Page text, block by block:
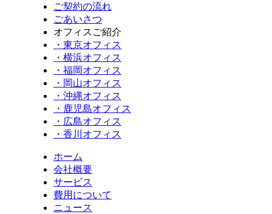
ご契約の流れ
ごあいさつ
オフィスご紹介
・東京オフィス
・横浜オフィス
・福岡オフィス
・岡山オフィス
・沖縄オフィス
・鹿児島オフィス
・広島オフィス
・香川オフィス
ホーム
会社概要
サービス
費用について
ニュース